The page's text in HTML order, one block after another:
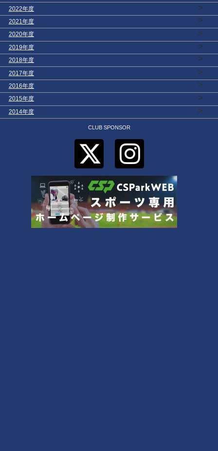
2022年度 >
2021年度 >
2020年度 >
2019年度 >
2018年度 >
2017年度 >
2016年度 >
2015年度 >
2014年度 >
CLUB SPONSOR